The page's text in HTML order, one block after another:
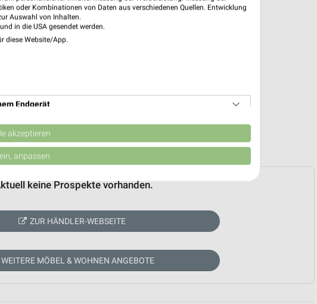
keine Prospekte vorhanden.
ZUR HÄNDLER-WEBSEITE
WEITERE MÖBEL & WOHNEN ANGEBOTE
oder Kombinationen von Daten aus verschiedenen Quellen. Entwicklung
Auswahl von Inhalten.
in die USA gesendet werden.
diese Website/App.
Endgerät
Inhalte
akzeptieren
anpassen